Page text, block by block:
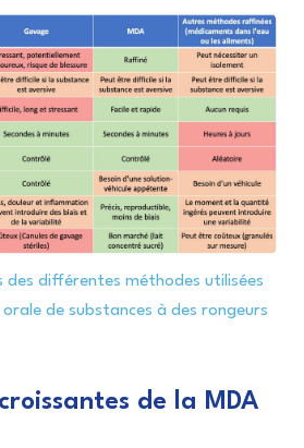
des différentes méthodes utilisées
de substances à des rongeurs
de la MDA